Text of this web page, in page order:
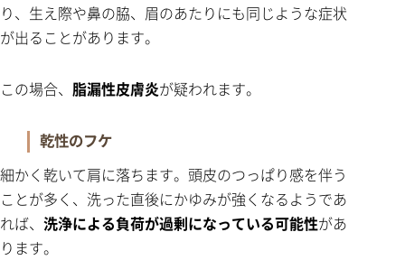
り、生え際や鼻の脇、眉のあたりにも同じような症状
が出ることがあります。
この場合、 脂漏性皮膚炎が疑われます。
乾性のフケ
細かく乾いて肩に落ちます。頭皮のつっぱり感を伴う
ことが多く、洗った直後にかゆみが強くなるようであ
れば、 洗浄による負荷が過剰になっている可能性があ
ります。